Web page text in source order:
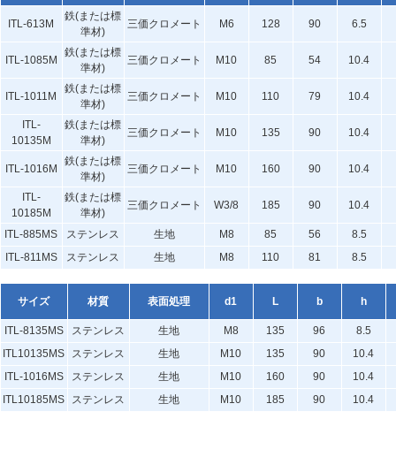
ITL-613M
鉄(または標
準材)
三価クロメート M6 128 90 6.5
ITL-1085M
鉄(または標
準材)
三価クロメート M10 85 54 10.4
ITL-1011M
鉄(または標
準材)
三価クロメート M10 110 79 10.4
ITL-
10135M
鉄(または標
準材)
三価クロメート M10 135 90 10.4
ITL-1016M
鉄(または標
準材)
三価クロメート M10 160 90 10.4
ITL-
10185M
鉄(または標
準材)
三価クロメート W3/8 185 90 10.4
ITL-885MS ステンレス 生地 M8 85 56
8.5
ITL-811MS
ステンレス 生地 M8 110 81 8.5
サイズ 材質 表面処理 d1 L b h
ITL-8135MS ステンレス 生地 M8 135 96
8.5
ITL10135MS
ステンレス 生地 M10 135 90
10.4
ITL-1016MS
ステンレス 生地 M10 160 90
10.4
ITL10185MS
ステンレス 生地 M10 185 90 10.4